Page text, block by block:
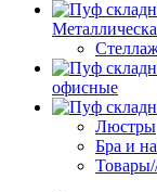
офисные
Люстры
Бра и